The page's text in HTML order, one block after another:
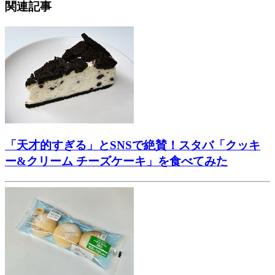
関連記事
「天才的すぎる」とSNSで絶賛！スタバ「クッキ
ー&クリーム チーズケーキ」を食べてみた